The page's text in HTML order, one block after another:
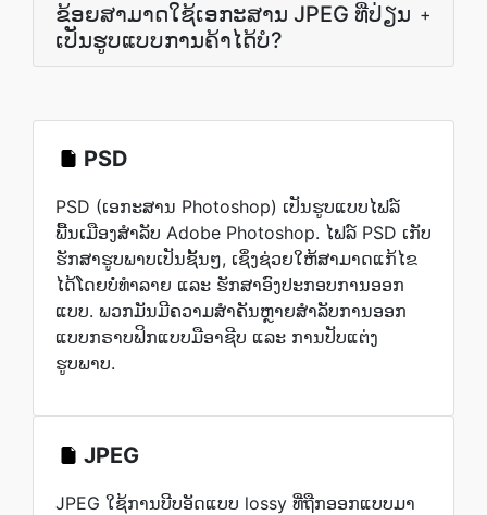
ຂ້ອຍສາມາດໃຊ້ເອກະສານ JPEG ທີ່ປ່ຽນ
ເປັນຮູບແບບການຄ້າໄດ້ບໍ?
+
PSD
PSD (ເອກະສານ Photoshop) ເປັນຮູບແບບໄຟລ໌
ພື້ນເມືອງສຳລັບ Adobe Photoshop. ໄຟລ໌ PSD ເກັບ
ຮັກສາຮູບພາບເປັນຊັ້ນໆ, ເຊິ່ງຊ່ວຍໃຫ້ສາມາດແກ້ໄຂ
ໄດ້ໂດຍບໍ່ທຳລາຍ ແລະ ຮັກສາອົງປະກອບການອອກ
ແບບ. ພວກມັນມີຄວາມສຳຄັນຫຼາຍສຳລັບການອອກ
ແບບກຣາບຟິກແບບມືອາຊີບ ແລະ ການປັບແຕ່ງ
ຮູບພາບ.
JPEG
JPEG ໃຊ້ການບີບອັດແບບ lossy ທີ່ຖືກອອກແບບມາ